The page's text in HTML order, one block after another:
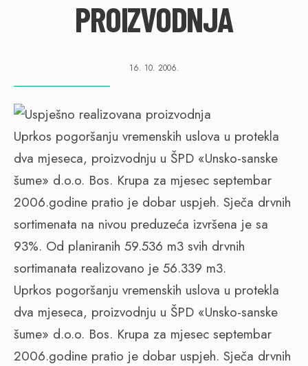
PROIZVODNJA
16. 10. 2006.
Uprkos pogoršanju vremenskih uslova u protekla
dva mjeseca, proizvodnju u ŠPD «Unsko-sanske
šume» d.o.o. Bos. Krupa za mjesec septembar
2006.godine pratio je dobar uspjeh. Sječa drvnih
sortimenata na nivou preduzeća izvršena je sa
93%. Od planiranih 59.536 m3 svih drvnih
sortimanata realizovano je 56.339 m3.
Uprkos pogoršanju vremenskih uslova u protekla
dva mjeseca, proizvodnju u ŠPD «Unsko-sanske
šume» d.o.o. Bos. Krupa za mjesec septembar
2006.godine pratio je dobar uspjeh. Sječa drvnih